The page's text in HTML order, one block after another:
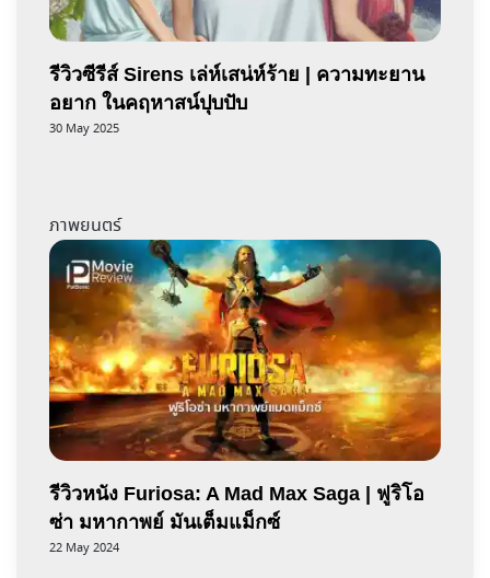
รีวิวซีรีส์ Sirens เล่ห์เสน่ห์ร้าย | ความทะยาน
อยาก ในคฤหาสน์ปุบปับ
30 May 2025
ภาพยนตร์
รีวิวหนัง Furiosa: A Mad Max Saga | ฟูริโอ
ซ่า มหากาพย์ มันเต็มแม็กซ์
22 May 2024